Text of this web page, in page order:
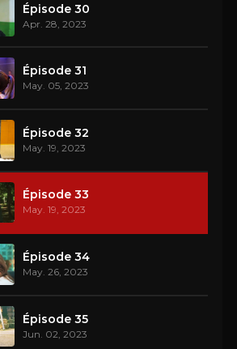
Épisode 30
Apr. 28, 2023
Épisode 31
May. 05, 2023
Épisode 32
May. 19, 2023
Épisode 33
May. 19, 2023
Épisode 34
May. 26, 2023
Épisode 35
Jun. 02, 2023